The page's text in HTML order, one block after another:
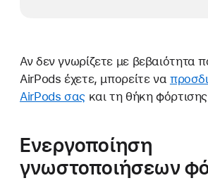
Αν δεν γνωρίζετε με βεβαιότητα
AirPods έχετε, μπορείτε να
AirPods σαςκαι τη θήκη
Ενεργοποίηση
γνωστοποιήσεων